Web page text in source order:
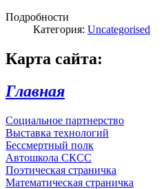
Подробности
Категория: Uncategorised
Карта сайта:
Главная
Социальное партнерство
Выставка технологий
Бессмертный полк
Автошкола СКСС
Поэтическая страничка
Математическая страничка